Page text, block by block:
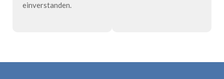
einverstanden.